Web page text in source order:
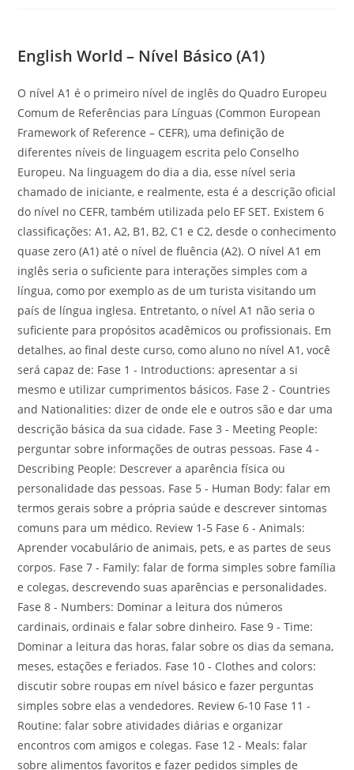
English World – Nível Básico (A1)
O nível A1 é o primeiro nível de inglês do Quadro Europeu
Comum de Referências para Línguas (Common European
Framework of Reference – CEFR), uma definição de
diferentes níveis de linguagem escrita pelo Conselho
Europeu. Na linguagem do dia a dia, esse nível seria
chamado de iniciante, e realmente, esta é a descrição oficial
do nível no CEFR, também utilizada pelo EF SET. Existem 6
classificações: A1, A2, B1, B2, C1 e C2, desde o conhecimento
quase zero (A1) até o nível de fluência (A2). O nível A1 em
inglês seria o suficiente para interações simples com a
língua, como por exemplo as de um turista visitando um
país de língua inglesa. Entretanto, o nível A1 não seria o
suficiente para propósitos acadêmicos ou profissionais. Em
detalhes, ao final deste curso, como aluno no nível A1, você
será capaz de: Fase 1 - Introductions: apresentar a si
mesmo e utilizar cumprimentos básicos. Fase 2 - Countries
and Nationalities: dizer de onde ele e outros são e dar uma
descrição básica da sua cidade. Fase 3 - Meeting People:
perguntar sobre informações de outras pessoas. Fase 4 -
Describing People: Descrever a aparência física ou
personalidade das pessoas. Fase 5 - Human Body: falar em
termos gerais sobre a própria saúde e descrever sintomas
comuns para um médico. Review 1-5 Fase 6 - Animals:
Aprender vocabulário de animais, pets, e as partes de seus
corpos. Fase 7 - Family: falar de forma simples sobre família
e colegas, descrevendo suas aparências e personalidades.
Fase 8 - Numbers: Dominar a leitura dos números
cardinais, ordinais e falar sobre dinheiro. Fase 9 - Time:
Dominar a leitura das horas, falar sobre os dias da semana,
meses, estações e feriados. Fase 10 - Clothes and colors:
discutir sobre roupas em nível básico e fazer perguntas
simples sobre elas a vendedores. Review 6-10 Fase 11 -
Routine: falar sobre atividades diárias e organizar
encontros com amigos e colegas. Fase 12 - Meals: falar
sobre alimentos favoritos e fazer pedidos simples de